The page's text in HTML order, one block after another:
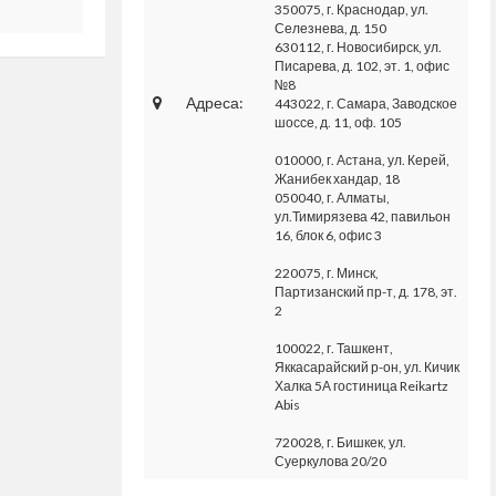
Адреса:
350075, г. Краснодар, ул.
Селезнева, д. 150
630112, г. Новосибирск, ул.
Писарева, д. 102, эт. 1, офис
№8
443022, г. Самара, Заводское
шоссе, д. 11, оф. 105
010000, г. Астана, ул. Керей,
Жанибек хандар, 18
050040, г. Алматы,
ул.Тимирязева 42, павильон
16, блок 6, офис 3
220075, г. Минск,
Партизанский пр-т, д. 178, эт.
2
100022, г. Ташкент,
Яккасарайский р-он, ул. Кичик
Халка 5А гостиница Reikartz
Abis
720028, г. Бишкек, ул.
Суеркулова 20/20